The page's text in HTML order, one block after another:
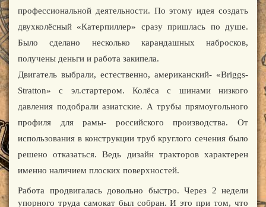
профессиональной деятельности. По этому идея создать
двухколёсный «Катерпиллер» сразу пришлась по душе.
Было сделано несколько карандашных набросков,
получены деньги и работа закипела.
Двигатель выбрали, естественно, американский- «Briggs-
Stratton» с эл.стартером. Колёса с шинами низкого
давления подобрали азиатские. А трубы прямоугольного
профиля для рамы- российского производства. От
использования в конструкции труб круглого сечения было
решено отказаться. Ведь дизайн тракторов характерен
именно наличием плоских поверхностей.
Работа продвигалась довольно быстро. Через 2 недели
упорного труда самокат был собран. И это при том, что